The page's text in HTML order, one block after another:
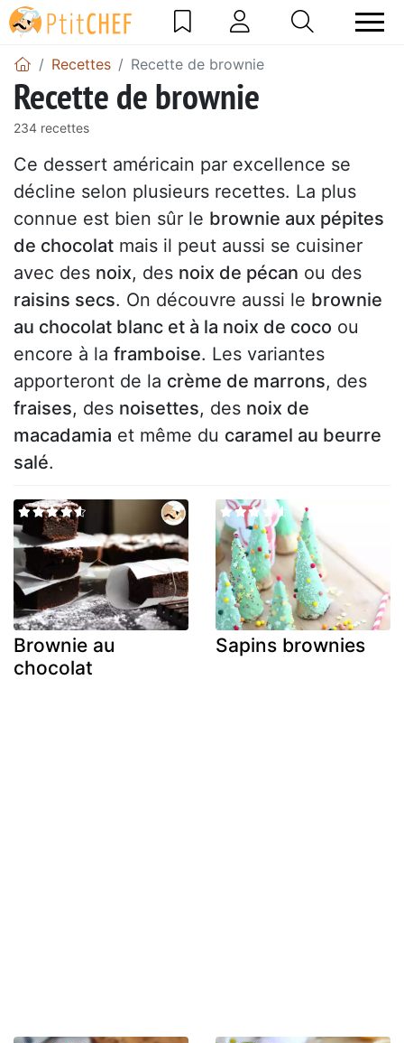
Recettes Recette de brownie
Recette de brownie
234 recettes
Ce dessert américain par excellence se
décline selon plusieurs recettes. La plus
connue est bien sûr le brownie aux pépites
de chocolat mais il peut aussi se cuisiner
avec des noix, des noix de pécan ou des
raisins secs. On découvre aussi le brownie
au chocolat blanc et à la noix de coco ou
encore à la framboise. Les variantes
apporteront de la crème de marrons, des
fraises, des noisettes, des noix de
macadamia et même du caramel au beurre
salé.
Brownie au
chocolat
Sapins brownies